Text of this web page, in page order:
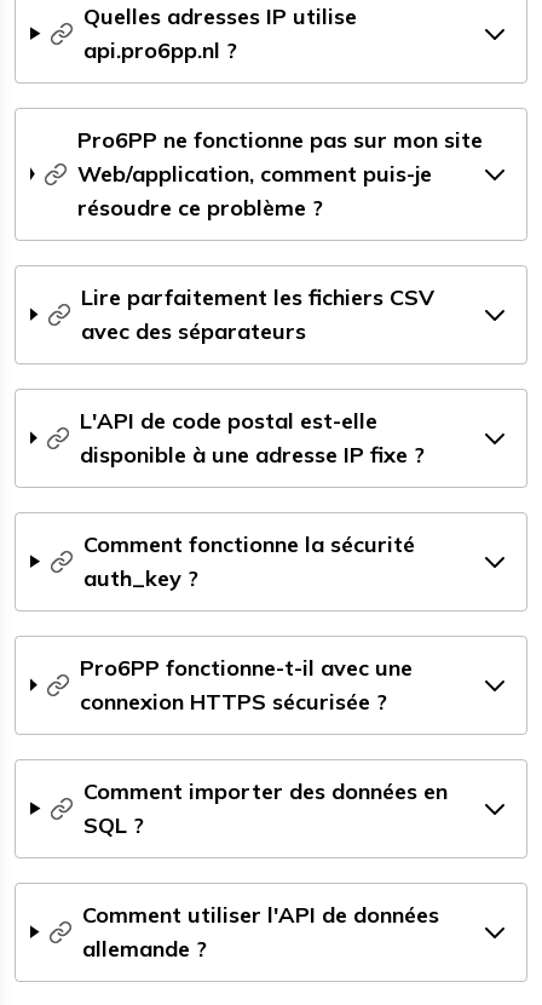
Quelles adresses IP utilise
api.pro6pp.nl ?
Pro6PP ne fonctionne pas sur mon site
Web/application, comment puis-je
résoudre ce problème ?
Lire parfaitement les fichiers CSV
avec des séparateurs
L'API de code postal est-elle
disponible à une adresse IP fixe ?
Comment fonctionne la sécurité
auth_key ?
Pro6PP fonctionne-t-il avec une
connexion HTTPS sécurisée ?
Comment importer des données en
SQL ?
Comment utiliser l'API de données
allemande ?